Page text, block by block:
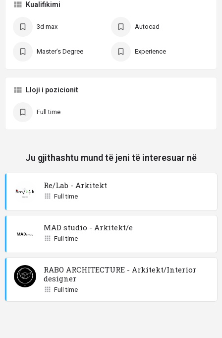
Kualifikimi
3d max Autocad
Master’s Degree Experience
Lloji i pozicionit
Full time
Ju gjithashtu mund të jeni të interesuar në
Re/Lab - Arkitekt
Full time
MAD studio - Arkitekt/e
Full time
RABO ARCHITECTURE - Arkitekt/Interior
designer
Full time